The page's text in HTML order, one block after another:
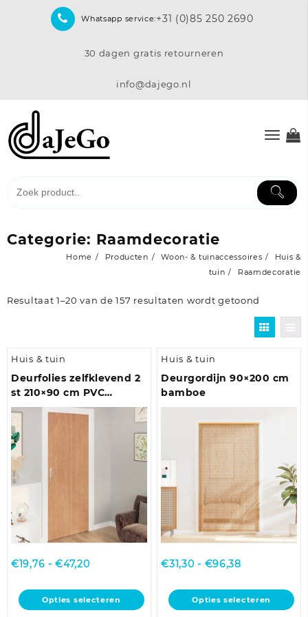
Whatsapp service:+31 (0)85 250 2690
30 dagen gratis retourneren
info@dajego.nl
Categorie: Raamdecoratie
Home Producten Woon- & tuinaccessoires
Huis &
tuin
Raamdecoratie
Resultaat 1–20 van de 157 resultaten wordt getoond
Huis & tuin
Deurfolies zelfklevend 2
st 210×90 cm PVC
lichteikenkleurig
€19,76 - €47,20Prijsklasse:
tot
Opties selecteren
Dit
product
Huis & tuin
Deurgordijn 90×200 cm
bamboe
€31,30 - €96,38Prijsklasse:
tot
Opties selecteren
Dit
product